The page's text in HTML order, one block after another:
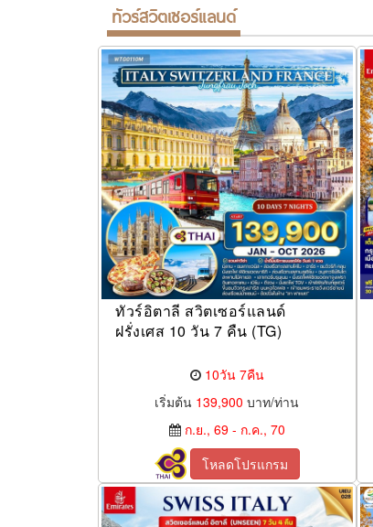
ทัวร์สวิตเซอร์แลนด์
ทัวร์อิตาลี สวิตเซอร์แลนด์
ฝรั่งเศส 10 วัน 7 คืน (TG)
10วัน 7คืน
เริ่มต้น 139,900 บาท/ท่าน
ก.ย., 69 - ก.ค., 70
โหลดโปรแกรม